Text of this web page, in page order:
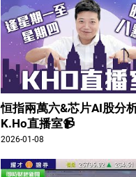
恒指兩萬六&芯片AI股分
K.Ho直播室📹
2026-01-08